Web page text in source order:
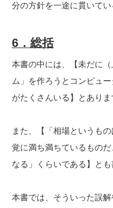
分の方針を一途に貫いてい
6．総括
本書の中には、【未だに
ム」を作ろうとコンピュ
がたくさんいる】とありま
また、【「相場というも
覚に満ち満ちているもの
なる」くらいである】とも
本書では、そういった誤